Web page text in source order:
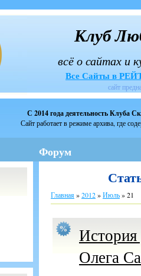
Клуб
всё о сайтах и
Все Сайты в
сайт
С 2014 года деятельность Клуба
Сайт работает в режиме архива, где
Форум
Главная»2012»Июль»21
История
Олега